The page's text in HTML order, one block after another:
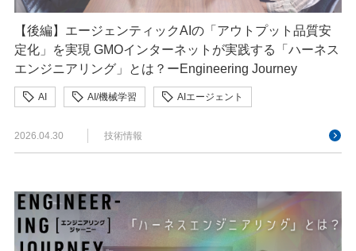
【後編】エージェンティックAIの「アウトプット品質安
定化」を実現 GMOインターネットが実践する「ハーネス
エンジニアリング」とは？ーEngineering Journey
AI AI/機械学習
AIエージェント
Engineering Journey
2026.04.30 技術情報